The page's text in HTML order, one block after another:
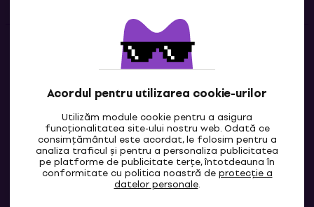
Acordul pentru utilizarea cookie-urilor
Utilizăm module cookie pentru a asigura
funcționalitatea site-ului nostru web. Odată ce
consimțământul este acordat, le folosim pentru a
analiza traficul și pentru a personaliza publicitatea
pe platforme de publicitate terțe, întotdeauna în
conformitate cu politica noastră deprotecție a
datelor personale.
Contacte
Contactează-ne